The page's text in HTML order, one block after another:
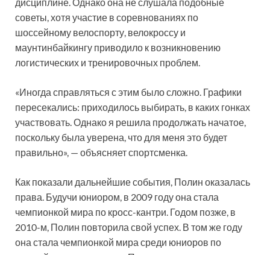
дисциплине. Однако она не слушала подобные
советы, хотя участие в соревнованиях по
шоссейному велоспорту, велокроссу и
маунтинбайкингу приводило к возникновению
логистических и тренировочных проблем.
«Иногда справляться с этим было сложно. Графики
пересекались: приходилось выбирать, в каких гонках
участвовать. Однако я решила продолжать начатое,
поскольку была уверена, что для меня это будет
правильно», — объясняет спортсменка.
Как показали дальнейшие события, Полин оказалась
права. Будучи юниором, в 2009 году она стала
чемпионкой мира по кросс-кантри. Годом позже, в
2010-м, Полин повторила свой успех. В том же году
она стала чемпионкой мира среди юниоров по